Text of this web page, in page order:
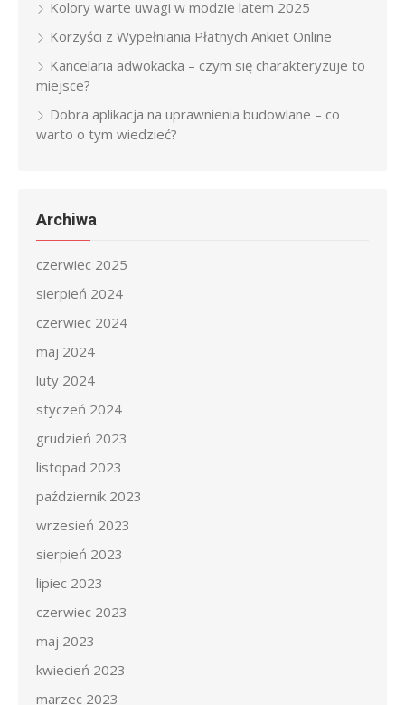
Kolory warte uwagi w modzie latem 2025
Korzyści z Wypełniania Płatnych Ankiet Online
Kancelaria adwokacka – czym się charakteryzuje to
miejsce?
Dobra aplikacja na uprawnienia budowlane – co
warto o tym wiedzieć?
Archiwa
czerwiec 2025
sierpień 2024
czerwiec 2024
maj 2024
luty 2024
styczeń 2024
grudzień 2023
listopad 2023
październik 2023
wrzesień 2023
sierpień 2023
lipiec 2023
czerwiec 2023
maj 2023
kwiecień 2023
marzec 2023